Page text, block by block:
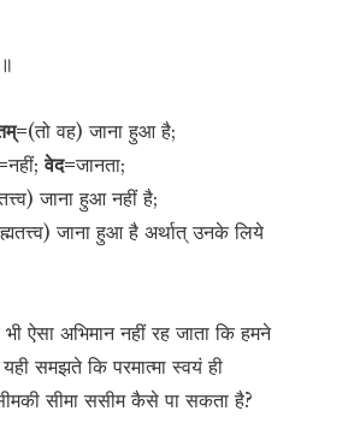
(तो वह) जाना हुआ है;
नहीं;वेद=जानता;
जाना हुआ नहीं है;
जाना हुआ है अर्थात् उनके लिये
ऐसा अभिमान नहीं रह जाता कि हमने
समझते कि परमात्मा स्वयं ही
सीमा ससीम कैसे पा सकता है?